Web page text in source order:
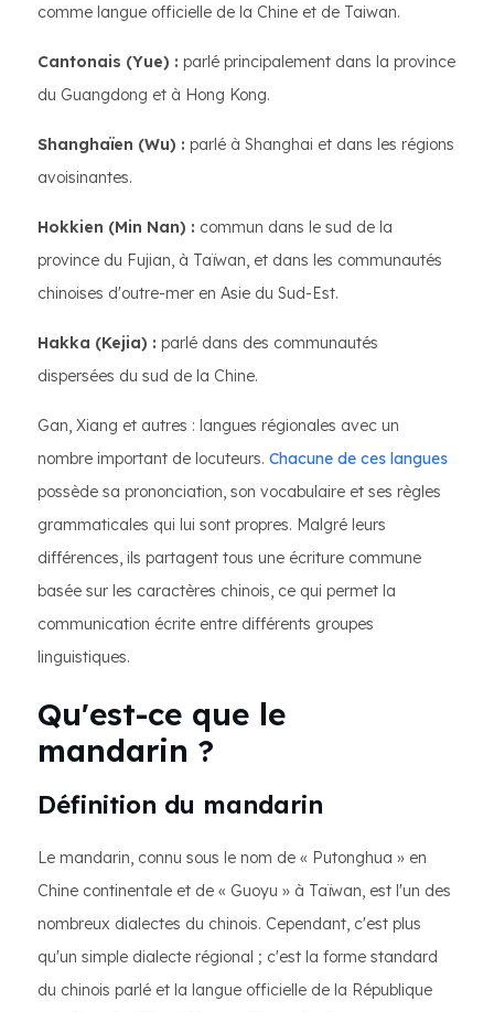
comme langue officielle de la Chine et de Taiwan.
Cantonais (Yue) : parlé principalement dans la province
du Guangdong et à Hong Kong.
Shanghaïen (Wu) : parlé à Shanghai et dans les régions
avoisinantes.
Hokkien (Min Nan) : commun dans le sud de la
province du Fujian, à Taïwan, et dans les communautés
chinoises d'outre-mer en Asie du Sud-Est.
Hakka (Kejia) : parlé dans des communautés
dispersées du sud de la Chine.
Gan, Xiang et autres : langues régionales avec un
nombre important de locuteurs. Chacune de ces langues
possède sa prononciation, son vocabulaire et ses règles
grammaticales qui lui sont propres. Malgré leurs
différences, ils partagent tous une écriture commune
basée sur les caractères chinois, ce qui permet la
communication écrite entre différents groupes
linguistiques.
Qu'est-ce que le
mandarin ?
Définition du mandarin
Le mandarin, connu sous le nom de « Putonghua » en
Chine continentale et de « Guoyu » à Taïwan, est l'un des
nombreux dialectes du chinois. Cependant, c'est plus
qu'un simple dialecte régional ; c'est la forme standard
du chinois parlé et la langue officielle de la République